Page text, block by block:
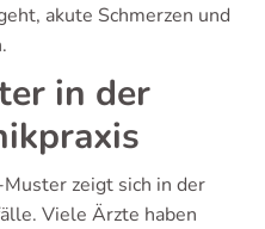
akute Schmerzen und
in der
zeigt sich in der
Viele Ärzte haben